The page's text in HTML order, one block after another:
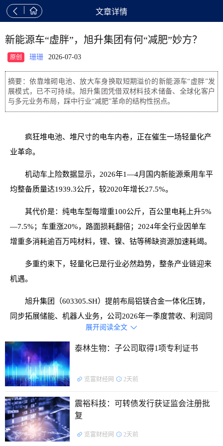
  文章详情
新能源车“虚胖”，旭升集团有何“减肥”妙方？
原创 珊珊 2026-07-03
摘要：依靠堆砌电池、放大车身换取短期溢价的新能源车“虚胖”发
展模式，已不可持续。旭升集团凭借双材料技术储备、全球化客户
与多元业务布局，踩中行业“减肥”革命的结构性拐点。
疯狂堆电池、堆尺寸的电车内卷，正在催生一场轻量化产
业革命。
机动车上险数据显示，2026年1—4月国内新能源乘用车平
均整备质量达1939.3公斤，较2020年增长27.5%。
其代价是：纯电车型每增重100公斤，百公里电耗上升5%
—7.5%；车重涨20%，路面损耗翻倍；2024年全行业因单车
增重多消耗逾百万吨材料，锂、镍、钴等稀缺资源加速耗竭。
多重约束下，轻量化已是行业必然趋势，整条产业链迎来
机遇。
旭升集团（603305.SH）提前布局铝镁合金一体化压铸，
同步拓展储能、机器人业务，公司2026年一季度营收、利润同
比均实现大幅增长，充分受益轻量化产业变革红利。
展开阅读全文 
泰林生物：子公司取得1项专利证书
览富财经网 2天前
震裕科技：可转债发行获证监会注册批
复
览富财经网 2天前